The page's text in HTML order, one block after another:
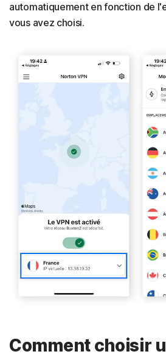
automatiquement en fonction de
vous avez choisi.
Comment choisir